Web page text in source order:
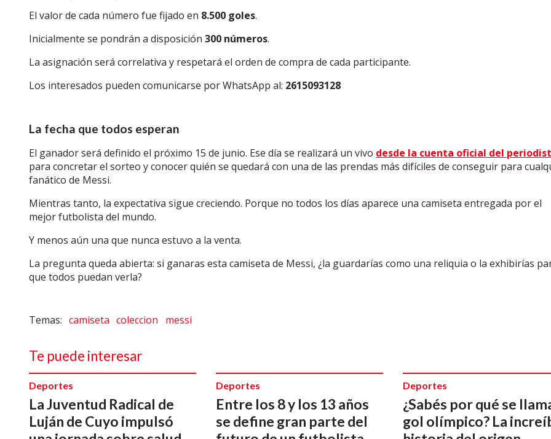
El valor de cada número fue fijado en 8.500 goles.
Inicialmente se pondrán a disposición 300 números.
La asignación será correlativa y respetará el orden de compra de cada participante.
Los interesados pueden comunicarse porWhatsApp al: 2615093128
La fecha que todos esperan
El ganador será definido el próximo 15 de junio. Ese día se realizará un vivo desde la cuenta oficial del
para concretar el sorteo y conocer quién se quedará con una de las prendas más difíciles de conseguir para
fanático de Messi.
Mientras tanto, la expectativa sigue creciendo. Porque no todos los días aparece una camiseta entregada por el
mejor futbolista del mundo.
Y menos aún una que nunca estuvo a la venta.
La pregunta queda abierta: si ganaras esta camiseta de Messi, ¿la guardarías como una reliquia o la exhibirías
que todos puedan verla?
camiseta coleccion messi
Te puede interesar
La Juventud Radical de
Luján de Cuyo impulsó
Deportes
Entre los 8 y los 13 años
se define gran parte del
Deportes
¿Sabés por qué se
gol olímpico? La
Deportes